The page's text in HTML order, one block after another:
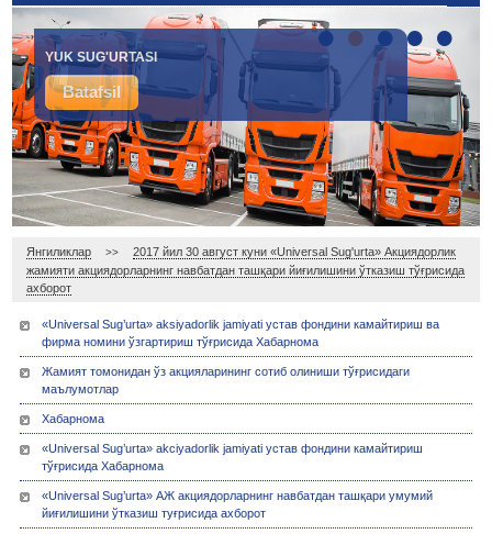
IXTIYORIY TIBBIY SUG'URTA
Batafsil
YUK SUG'URTASI
Batafsil
•••••
Янгиликлар >>
2017 йил 30 август куни «Universal Sug'urta» Акциядорлик
жамияти акциядорларнинг навбатдан ташқари йиғилишини ўтказиш тўғрисида
ахборот
«Universal Sug’urta» aksiyadorlik jamiyati устав фондини камайтириш ва
фирма номини ўзгартириш тўғрисида Хабарнома
Жамият томонидан ўз акцияларининг сотиб олиниши тўғрисидаги
маълумотлар
Хабарнома
«Universal Sug’urta» akciyadorlik jamiyati устав фондини камайтириш
тўғрисида Хабарнома
«Universal Sug’urta» АЖ акциядорларнинг навбатдан ташқари умумий
йиғилишини ўтказиш туғрисида ахборот